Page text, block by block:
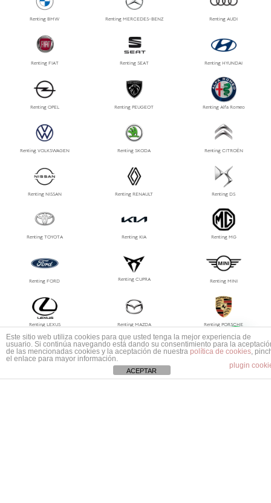
Renting BMW Renting MERCEDES-BENZ Renting AUDI
Renting FIAT Renting SEAT Renting HYUNDAI
Renting OPEL Renting PEUGEOT Renting Alfa Romeo
Renting VOLKSWAGEN Renting SKODA Renting CITROËN
Renting NISSAN Renting RENAULT Renting DS
Renting TOYOTA Renting KIA Renting MG
Renting FORD Renting CUPRA Renting MINI
Renting LEXUS Renting MAZDA Renting PORSCHE
Renting Jeep Renting Polestar
Este sitio web utiliza cookies para que usted tenga la mejor experiencia de
usuario. Si continúa navegando está dando su consentimiento para la
de las mencionadas cookies y la aceptación de nuestra política de cookies,
el enlace para mayor información.
plugin
ACEPTAR
1
Mas información ¿No encuentras tu coche?